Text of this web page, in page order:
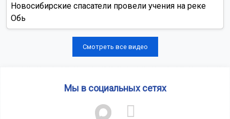
Новосибирские спасатели провели учения на реке
Обь
Смотреть все видео
Мы в социальных сетях